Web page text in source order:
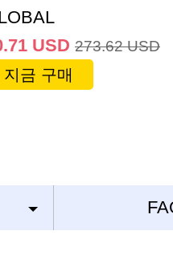
USD 273.62 USD
지금 구매